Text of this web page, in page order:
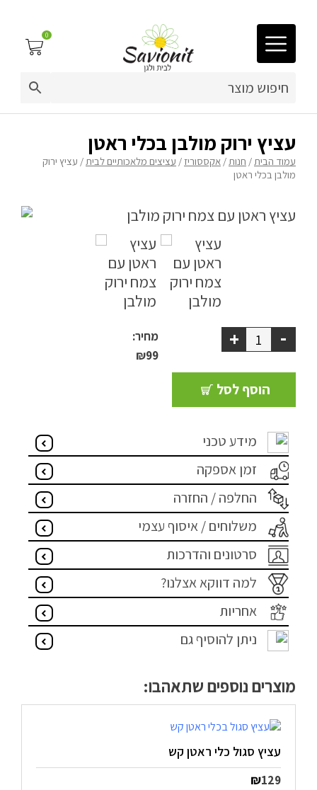
03-9212883
ריפוד לריהוט גן
פינות זולה
מיטות לכלבים
ריהוט גן
פינות ישיבה
ספסל אחסון
כריות נוי
ריהוט לבית
אקססוריז
עודפים
קטלוג צבעים
אודות
טיפים והמלצות
צור קשר
מדיניות פרטיות
0
עציץ ירוק מולבן בכלי ראטן
עמוד הבית/ חנות/ אקססוריז/ עציצים מלאכותיים לבית/ עציץ ירוק
מולבן בכלי ראטן
-
+
מחיר:
₪99
הוסף לסל
מידע טכני
זמן אספקה
החלפה / החזרה
משלוחים / איסוף עצמי
סרטונים והדרכות
למה דווקא אצלנו?
אחריות
ניתן להוסיף גם
מוצרים נוספים שתאהבו:
עציץ סגול כלי ראטן קש
₪129